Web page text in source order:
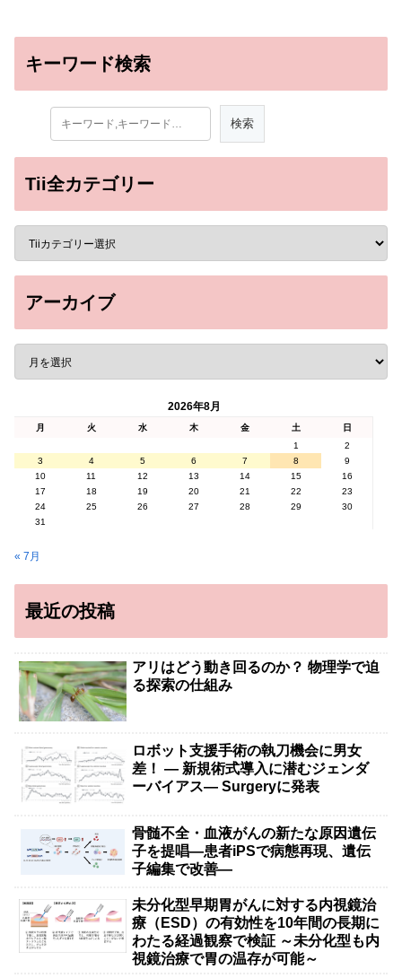
キーワード検索
Tii全カテゴリー
アーカイブ
2026年8月
月 火 水 木 金 土
日
1
2
3
4 5 6 7 8
9
10
11 12 13 14 15
16
17
18 19 20 21 22
23
24
25 26 27 28 29
30
31
« 7月
最近の投稿
アリはどう動き回るのか？ 物理学で迫
る探索の仕組み
ロボット支援手術の執刀機会に男女
差！ — 新規術式導入に潜むジェンダ
ーバイアス— Surgeryに発表
骨髄不全・血液がんの新たな原因遺伝
子を提唱―患者iPSで病態再現、遺伝
子編集で改善―
未分化型早期胃がんに対する内視鏡治
療（ESD）の有効性を10年間の長期に
わたる経過観察で検証 ～未分化型も内
視鏡治療で胃の温存が可能～